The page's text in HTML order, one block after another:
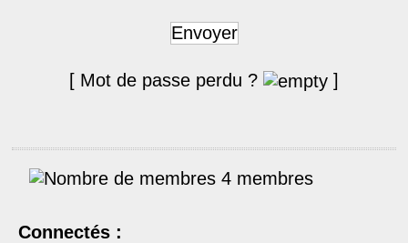
Envoyer
[ Mot de passe perdu ? ]
4 membres
Connectés :